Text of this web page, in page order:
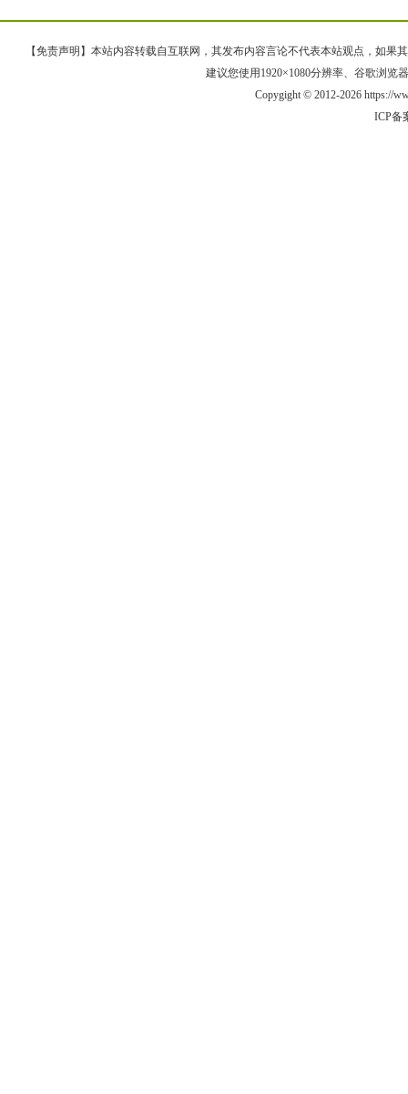
【免责声明】本站内容转载自互联网，其发布内容言论不代表本站观点，如果
建议您使用1920×1080分辨率、谷歌浏览
Copygight © 2012-2026 https://
ICP备